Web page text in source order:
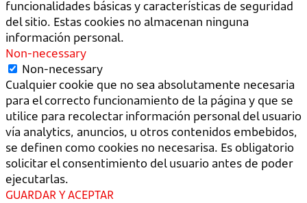
funcionalidades básicas y características de seguridad
del sitio. Estas cookies no almacenan ninguna
información personal.
Non-necessary
Non-necessary
Cualquier cookie que no sea absolutamente necesaria
para el correcto funcionamiento de la página y que se
utilice para recolectar información personal del usuario
vía analytics, anuncios, u otros contenidos embebidos,
se definen como cookies no necesarisa. Es obligatorio
solicitar el consentimiento del usuario antes de poder
ejecutarlas.
GUARDAR Y ACEPTAR